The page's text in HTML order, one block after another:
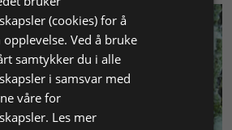
& BÆREKRAFT
(cookies) for å
Ved å bruke
samtykker du i alle
i samsvar med
våre for
Les mer